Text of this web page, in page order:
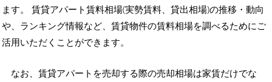
ます。 賃貸アパート賃料相場(実勢賃料、貸出相場)の推移・動向
や、ランキング情報など、賃貸物件の賃料相場を調べるためにご
活用いただくことができます。
なお、賃貸アパートを売却する際の売却相場は家賃だけでな